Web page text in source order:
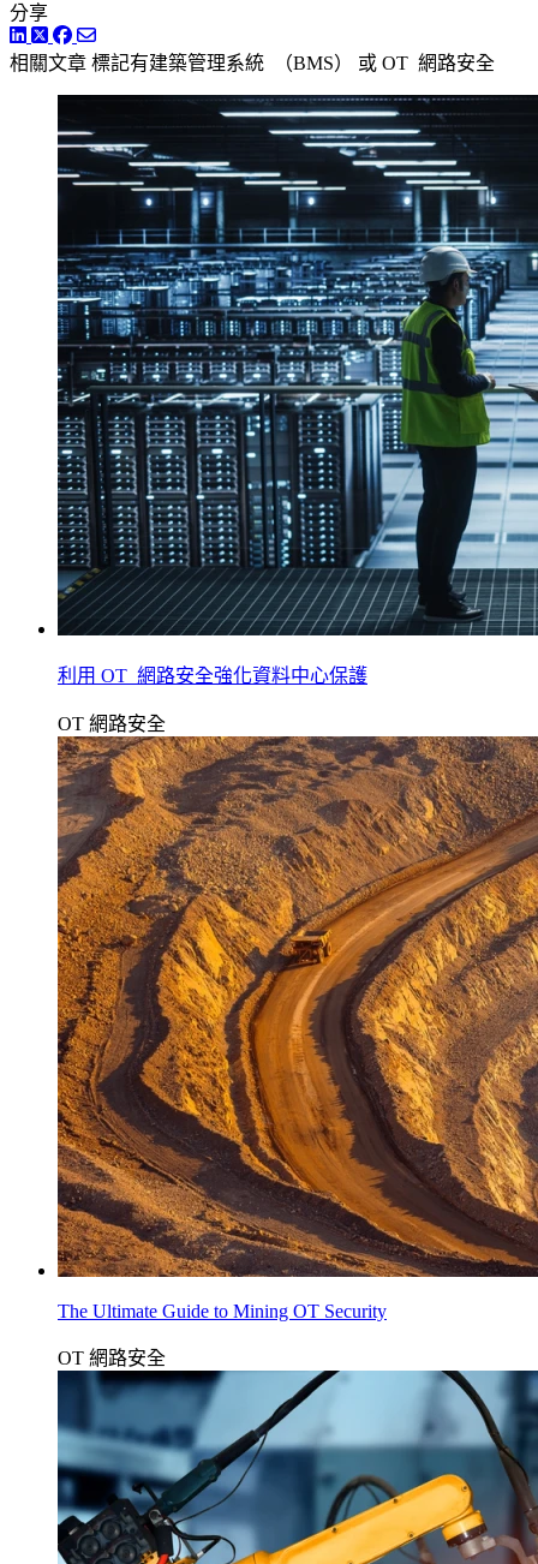
分享
LinkedIn
TwitterFacebook
相關文章 標記有建築管理系統 （BMS） 或 OT 網路安全
利用 OT 網路安全強化資料中心保護
OT 網路安全
The Ultimate Guide to Mining OT Security
OT 網路安全